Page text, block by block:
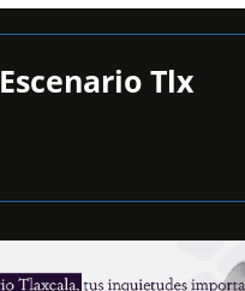
Escenario Tlx